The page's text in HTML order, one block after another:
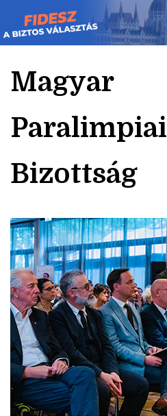
Skip
to
content
Magyar
Paralimpiai
Bizottság